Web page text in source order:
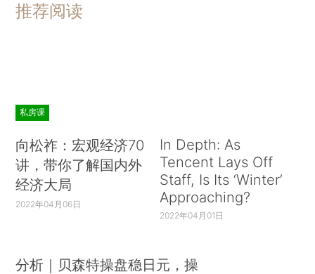
推荐阅读
私房课
向松祚：宏观经济70
讲，带你了解国内外
经济大局
2022年04月06日
In Depth: As
Tencent Lays Off
Staff, Is Its ‘Winter’
Approaching?
2022年04月01日
分析｜贝森特操盘稳日元，操